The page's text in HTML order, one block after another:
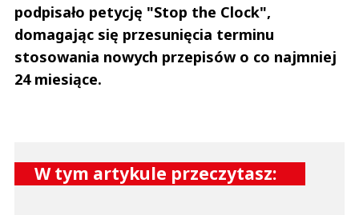
podpisało petycję "Stop the Clock",
domagając się przesunięcia terminu
stosowania nowych przepisów o co najmniej
24 miesiące.
W tym artykule przeczytasz: